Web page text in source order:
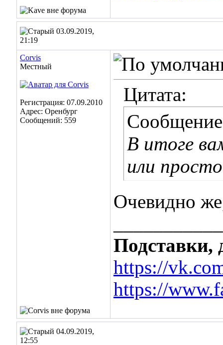
03.09.2019,
21:19
Corvis
Местный
Регистрация: 07.09.2010
Адрес: Оренбург
Сообщений: 559
Цитата:
В итоге
или
Очевидно
Подставки,
https://
https://
04.09.2019,
12:55